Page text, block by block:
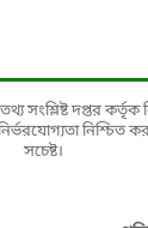
সংশ্লিষ্ট দপ্তর কর্তৃক
নিশ্চিত
সচেষ্ট।